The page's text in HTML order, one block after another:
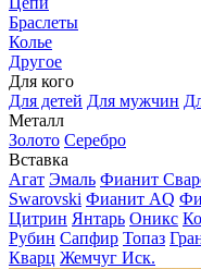
Браслеты
Колье
Другое
Для кого
Для детей Для мужчин
Металл
Золото Серебро
Вставка
Агат Эмаль Фианит
Swarovski Фианит AQ
Цитрин Янтарь Оникс
Рубин Сапфир Топаз
Кварц Жемчуг Иск.